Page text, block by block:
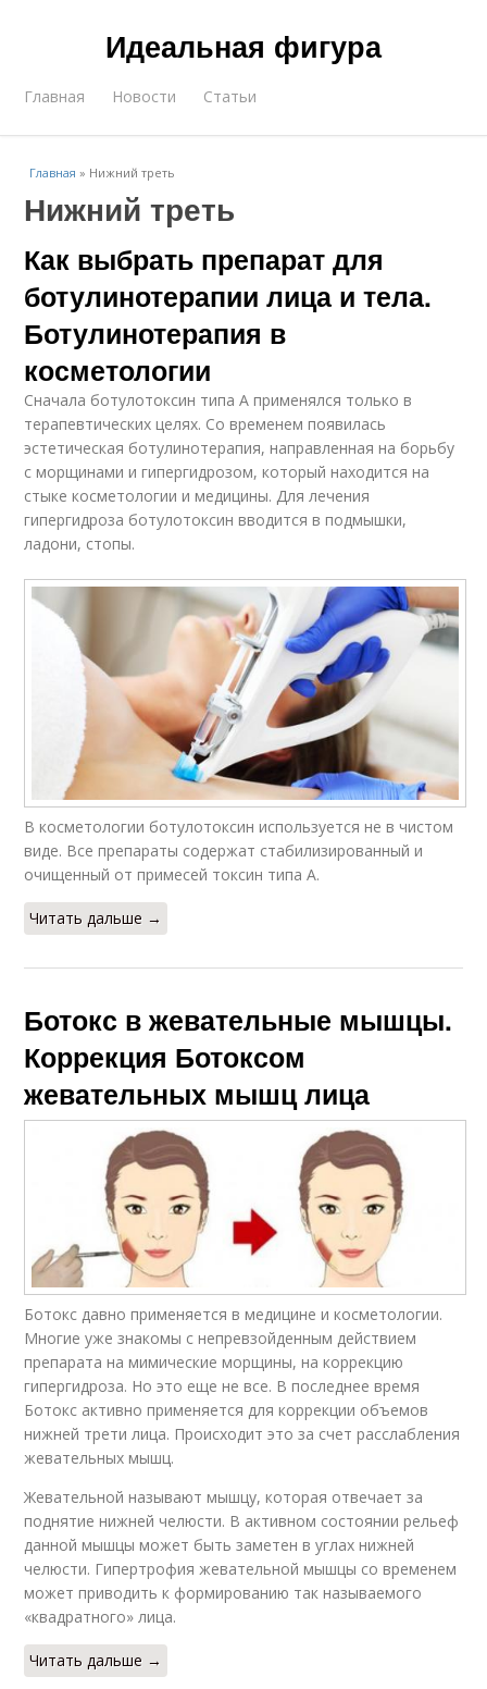
Идеальная фигура
Главная Новости Статьи
Главная » Нижний треть
Нижний треть
Как выбрать препарат для
ботулинотерапии лица и тела.
Ботулинотерапия в
косметологии
Сначала ботулотоксин типа А применялся только в
терапевтических целях. Со временем появилась
эстетическая ботулинотерапия, направленная на борьбу
с морщинами и гипергидрозом, который находится на
стыке косметологии и медицины. Для лечения
гипергидроза ботулотоксин вводится в подмышки,
ладони, стопы.
В косметологии ботулотоксин используется не в чистом
виде. Все препараты содержат стабилизированный и
очищенный от примесей токсин типа А.
Читать дальше →
Ботокс в жевательные мышцы.
Коррекция Ботоксом
жевательных мышц лица
Ботокс давно применяется в медицине и косметологии.
Многие уже знакомы с непревзойденным действием
препарата на мимические морщины, на коррекцию
гипергидроза. Но это еще не все. В последнее время
Ботокс активно применяется для коррекции объемов
нижней трети лица. Происходит это за счет расслабления
жевательных мышц.
Жевательной называют мышцу, которая отвечает за
поднятие нижней челюсти. В активном состоянии рельеф
данной мышцы может быть заметен в углах нижней
челюсти. Гипертрофия жевательной мышцы со временем
может приводить к формированию так называемого
«квадратного» лица.
Читать дальше →